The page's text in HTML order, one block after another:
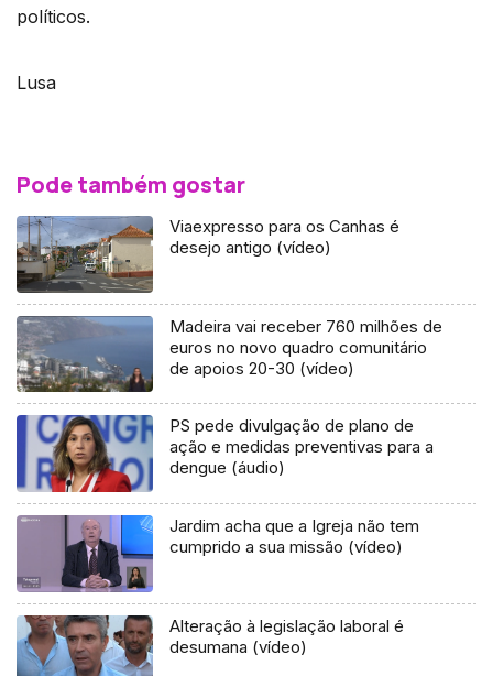
políticos.
Lusa
Pode também gostar
Viaexpresso para os Canhas é
desejo antigo (vídeo)
Madeira vai receber 760 milhões de
euros no novo quadro comunitário
de apoios 20-30 (vídeo)
PS pede divulgação de plano de
ação e medidas preventivas para a
dengue (áudio)
Jardim acha que a Igreja não tem
cumprido a sua missão (vídeo)
Alteração à legislação laboral é
desumana (vídeo)